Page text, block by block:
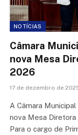
NOTÍCIAS
Câmara
nova Mesa
2026
17 de dezembro de
A Câmara
nova Mesa
Para o cargo de